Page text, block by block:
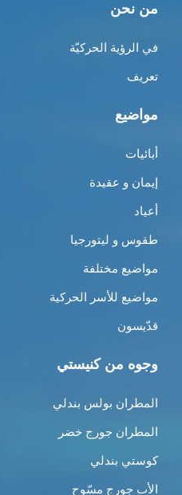
من نحن
في الرؤية الحركيّة
تعريف
مواضيع
أبائيات
إيمان و عقيدة
أعياد
طقوس و ليتورجيا
مواضيع مختلفة
مواضيع للأسر الحركية
قدّيسون
وجوه من كنيستي
المطران بولس بندلي
المطران جورج خضر
كوستي بندلي
الأب جورج مسّوح